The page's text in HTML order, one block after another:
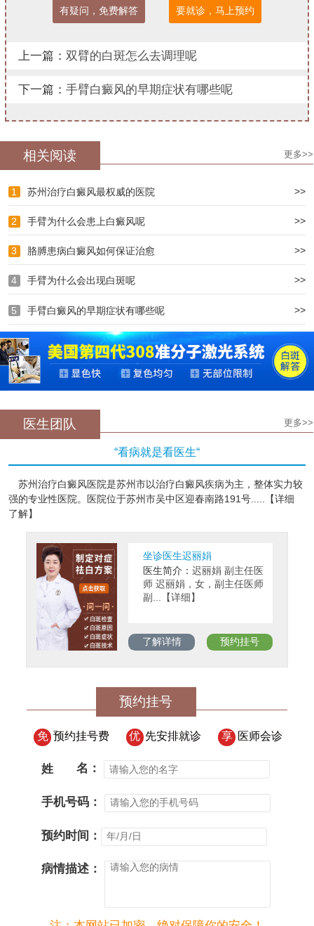
有疑问，免费解答 要就诊，马上预约
上一篇： 双臂的白斑怎么去调理呢
下一篇： 手臂白癜风的早期症状有哪些呢
相关阅读 更多>>
1 苏州治疗白癜风最权威的医院 >>
2 手臂为什么会患上白癜风呢 >>
3 胳膊患病白癜风如何保证治愈 >>
4 手臂为什么会出现白斑呢 >>
5 手臂白癜风的早期症状有哪些呢 >>
医生团队 更多>>
“看病就是看医生“
苏州治疗白癜风医院是苏州市以治疗白癜风疾病为主，整体实力较
强的专业性医院。医院位于苏州市吴中区迎春南路191号.....【详细
了解】
坐诊医生迟丽娟
医生简介： 迟丽娟 副主任医
师 迟丽娟，女，副主任医师
副...【详细】
了解详情 预约挂号
预约挂号
免 预约挂号费 优 先安排就诊 享 医师会诊
姓 名：
手机号码：
预约时间：
病情描述：